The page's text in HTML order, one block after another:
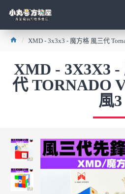
XMD - 3x3x3 - 魔方格 風三代
XMD - 3X3X3 -
代 TORNADO
風3